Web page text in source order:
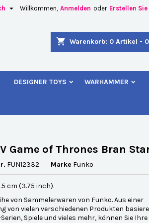
Willkommen, Anmelden oder Erstellen

shopping_cart Warenkorb: 0 Artikel -
DESIGNER TOYS WARHAMMER
Game of Thrones Bran
FUN12332 Marke Funko
cm (3.75 inch).
von Sammelerwaren von Funko. Aus einer
von vielen verschiedenen Produkten
Serien, Spiele und vieles mehr, können Sie